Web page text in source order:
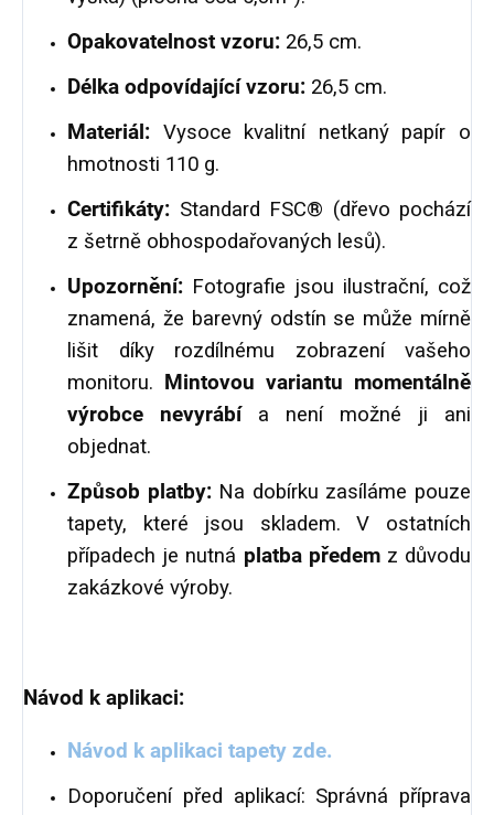
Opakovatelnost vzoru: 26,5 cm.
Délka odpovídající vzoru: 26,5 cm.
Materiál: Vysoce kvalitní netkaný papír o
hmotnosti 110 g.
Certifikáty: Standard FSC® (dřevo pochází
z šetrně obhospodařovaných lesů).
Upozornění: Fotografie jsou ilustrační, což
znamená, že barevný odstín se může mírně
lišit díky rozdílnému zobrazení vašeho
monitoru. Mintovou variantu momentálně
výrobce nevyrábía není možné ji ani
objednat.
Způsob platby:Na dobírku zasíláme pouze
tapety, které jsou skladem. V ostatních
případech je nutná platba předemz důvodu
zakázkové výroby.
Návod k aplikaci:
Návod k aplikaci tapety zde.
Doporučení před aplikací: Správná příprava